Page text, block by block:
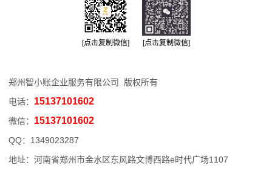
[点击复制微信] [点击复制微信]
郑州智小账企业服务有限公司 版权所有
电话： 15137101602
微信： 15137101602
QQ： 1349023287
地址：河南省郑州市金水区东风路文博西路e时代广场1107